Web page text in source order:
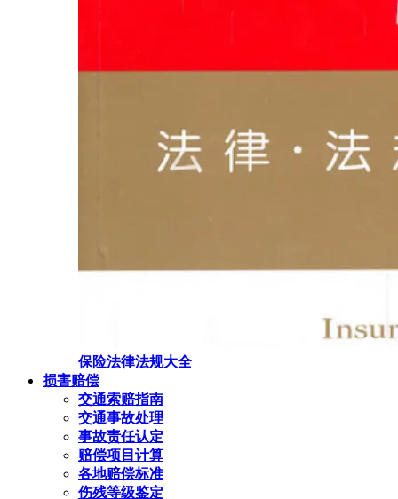
保险法律法规大全
损害赔偿
交通索赔指南
交通事故处理
事故责任认定
赔偿项目计算
各地赔偿标准
伤残等级鉴定